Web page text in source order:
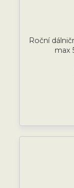
Roční
max